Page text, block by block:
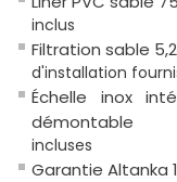
inclus
Filtration sable
d'installation
Échelle inox
démontable
incluses
Garantie Altanka